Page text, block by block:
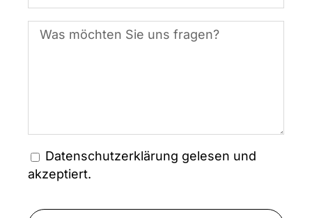
Datenschutzerklärung gelesen und
akzeptiert.